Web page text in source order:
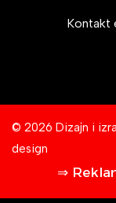
Kontakt
© 2026 Dizajn i
design
⇒